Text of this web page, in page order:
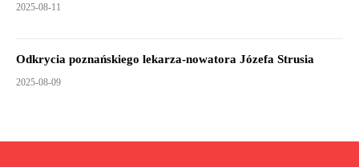
2025-08-11
Odkrycia poznańskiego lekarza-nowatora Józefa Strusia
2025-08-09